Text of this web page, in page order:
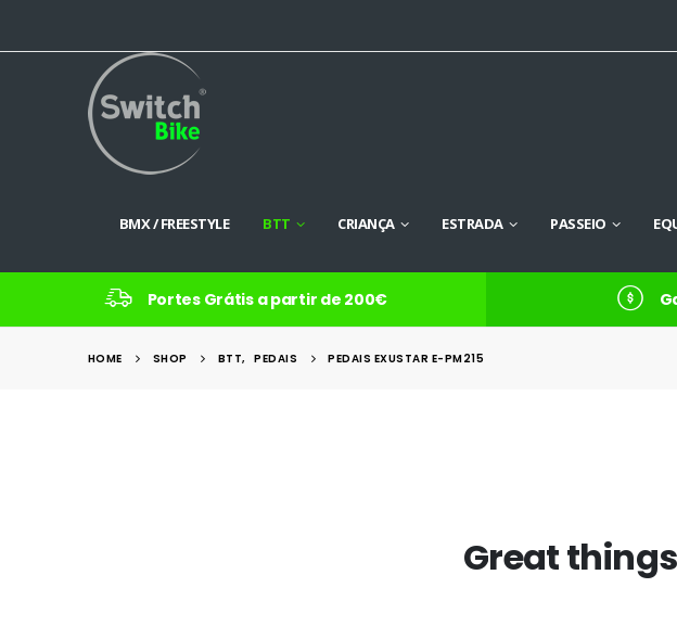
BMX / FREESTYLE BTT CRIANÇA ESTRADA PASSEIO
Portes Grátis a partir de 200€
HOME SHOP BTT, PEDAIS PEDAIS EXUSTAR E-PM215
Great